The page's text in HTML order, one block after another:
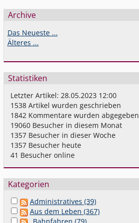
Archive
Das Neueste ...
Älteres ...
Statistiken
Letzter Artikel:28.05.2023 12:00
1538 Artikel wurden geschrieben
1842 Kommentare wurden abgegeben
19060 Besucher in diesem Monat
1357 Besucher in dieser Woche
1357 Besucher heute
41 Besucher online
Kategorien
Administratives (39)
Aus dem Leben (367)